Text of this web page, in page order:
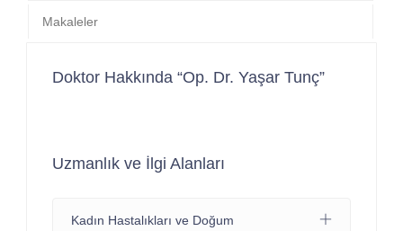
Makaleler
Doktor Hakkında “Op. Dr. Yaşar Tunç”
Uzmanlık ve İlgi Alanları
Kadın Hastalıkları ve Doğum